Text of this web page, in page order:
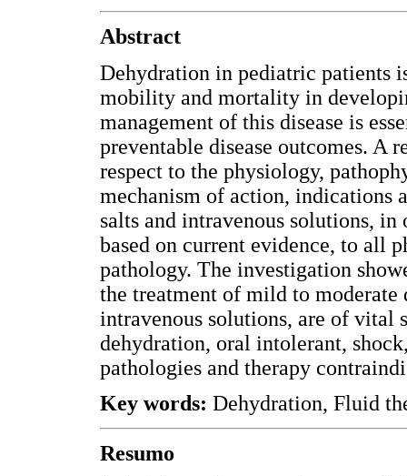
Abstract
Dehydration in pediatric patients
mobility and mortality in
management of this disease is
preventable disease outcomes. A
respect to the physiology,
mechanism of action, indications
salts and intravenous solutions,
based on current evidence, to all
pathology. The investigation
the treatment of mild to
intravenous solutions, are of vital
dehydration, oral intolerant,
pathologies and therapy
Key words: Dehydration, Fluid
Resumo